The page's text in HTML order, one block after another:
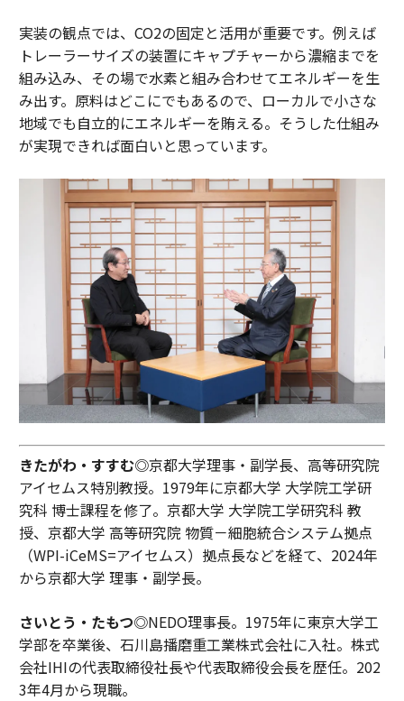
実装の観点では、CO2の固定と活用が重要です。例えば
トレーラーサイズの装置にキャプチャーから濃縮までを
組み込み、その場で水素と組み合わせてエネルギーを生
み出す。原料はどこにでもあるので、ローカルで小さな
地域でも自立的にエネルギーを賄える。そうした仕組み
が実現できれば面白いと思っています。
きたがわ・すすむ◎京都大学理事・副学長、高等研究院
アイセムス特別教授。1979年に京都大学 大学院工学研
究科 博士課程を修了。京都大学 大学院工学研究科 教
授、京都大学 高等研究院 物質－細胞統合システム拠点
（WPI-iCeMS=アイセムス）拠点長などを経て、2024年
から京都大学 理事・副学長。
さいとう・たもつ◎NEDO理事長。1975年に東京大学工
学部を卒業後、石川島播磨重工業株式会社に入社。株式
会社IHIの代表取締役社長や代表取締役会長を歴任。202
3年4月から現職。